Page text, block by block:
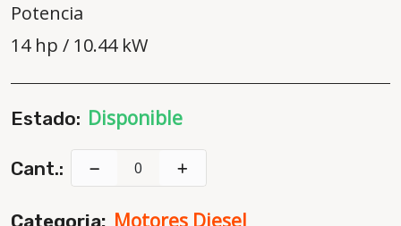
Potencia
14 hp / 10.44 kW
Estado: Disponible
Cant.:
Categoria: Motores Diesel